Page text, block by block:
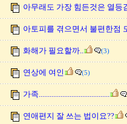
아무래도 가장 힘든것은 열등
아토피를 겪으면서 불편한점
화해가 필요할까.. (3)
연상에 여인 (5)
가족.......................................
연애편지 잘 쓰는 법이요??